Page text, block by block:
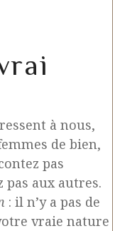
à nous,
de bien,
pas
pas aux autres.
: il n’y a pas de
vraie nature